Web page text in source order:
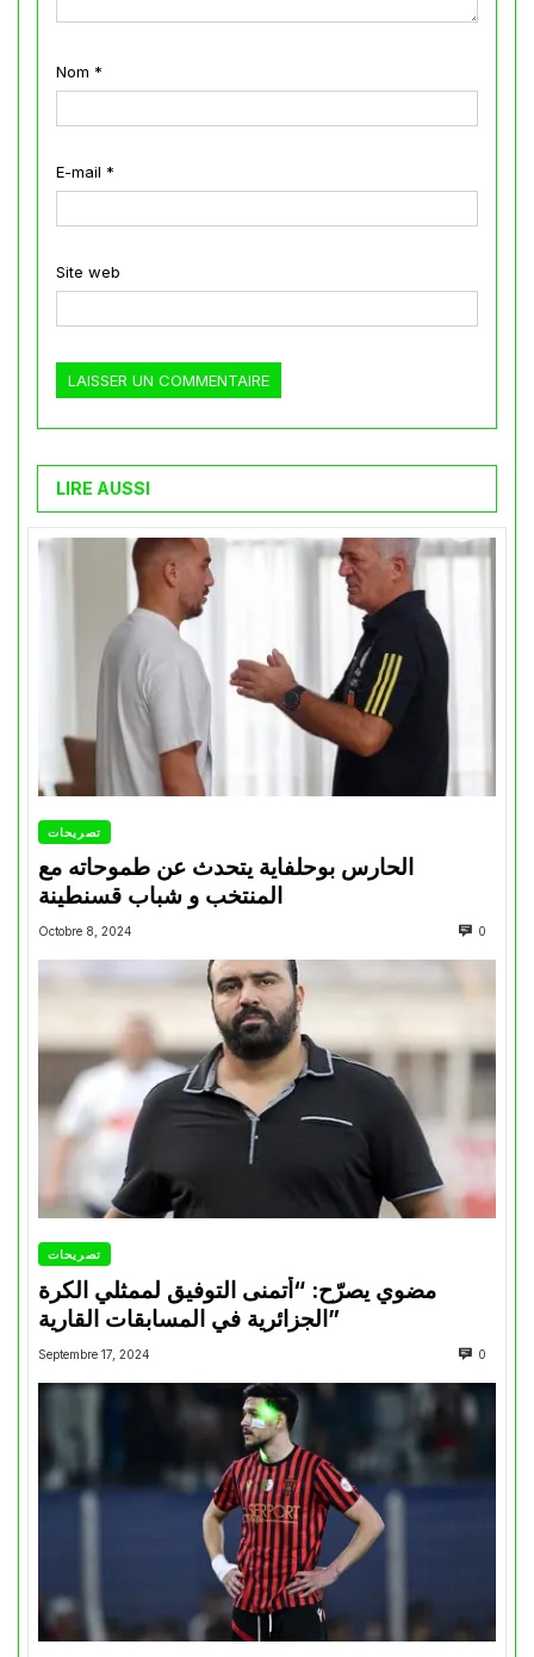
Nom *
E-mail *
Site web
LIRE AUSSI
تصريحات
الحارس بوحلفاية يتحدث عن طموحاته مع
المنتخب و شباب قسنطينة
Octobre 8, 2024 0
تصريحات
مضوي يصرّح: “أتمنى التوفيق لممثلي الكرة
الجزائرية في المسابقات القارية”
Septembre 17, 2024 0